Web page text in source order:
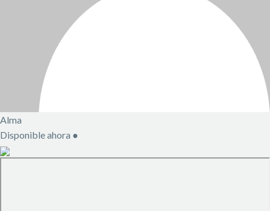
Alma
Disponible ahora ●